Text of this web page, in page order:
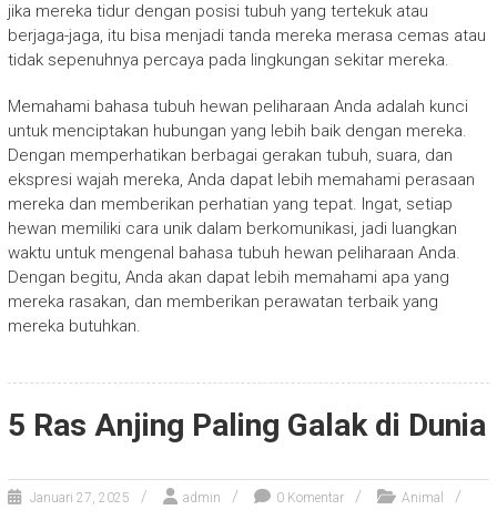
jika mereka tidur dengan posisi tubuh yang tertekuk atau
berjaga-jaga, itu bisa menjadi tanda mereka merasa cemas atau
tidak sepenuhnya percaya pada lingkungan sekitar mereka.
Memahami bahasa tubuh hewan peliharaan Anda adalah kunci
untuk menciptakan hubungan yang lebih baik dengan mereka.
Dengan memperhatikan berbagai gerakan tubuh, suara, dan
ekspresi wajah mereka, Anda dapat lebih memahami perasaan
mereka dan memberikan perhatian yang tepat. Ingat, setiap
hewan memiliki cara unik dalam berkomunikasi, jadi luangkan
waktu untuk mengenal bahasa tubuh hewan peliharaan Anda.
Dengan begitu, Anda akan dapat lebih memahami apa yang
mereka rasakan, dan memberikan perawatan terbaik yang
mereka butuhkan.
5 Ras Anjing Paling Galak di Dunia
Januari 27, 2025 admin 0 Komentar Animal